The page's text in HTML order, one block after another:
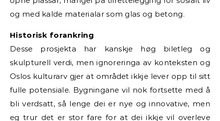
og med kalde materialar som glas og betong.
Historisk forankring
Desse prosjekta har kanskje høg biletleg og
skulpturell verdi, men ignoreringa av konteksten og
Oslos kulturarv gjer at området ikkje lever opp til sitt
fulle potensiale. Bygningane vil nok fortsette med å
bli verdsatt, så lenge dei er nye og innovative, men
eg trur det er stor fare for at dei ikkje vil overleve